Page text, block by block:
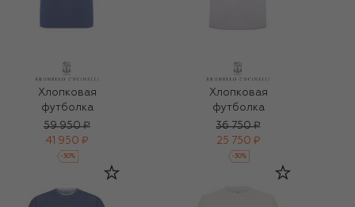
Хлопковая
футболка
59 950 ₽
41 950 ₽
-30%
Хлопковая
футболка
36 750 ₽
25 750 ₽
-30%